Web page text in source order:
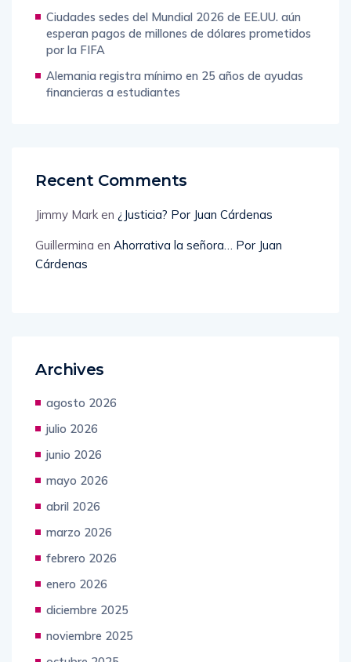
Ciudades sedes del Mundial 2026 de EE.UU. aún
esperan pagos de millones de dólares prometidos
por la FIFA
Alemania registra mínimo en 25 años de ayudas
financieras a estudiantes
Recent Comments
Jimmy Mark en ¿Justicia? Por Juan Cárdenas
Guillermina en Ahorrativa la señora… Por Juan
Cárdenas
Archives
agosto 2026
julio 2026
junio 2026
mayo 2026
abril 2026
marzo 2026
febrero 2026
enero 2026
diciembre 2025
noviembre 2025